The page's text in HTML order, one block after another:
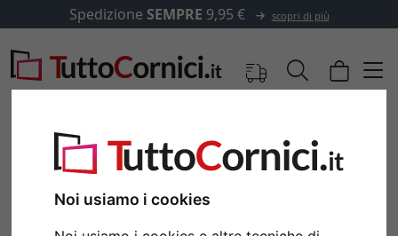
Noi usiamo i cookies
Spedizione SEMPRE 9,95 € scopri di più